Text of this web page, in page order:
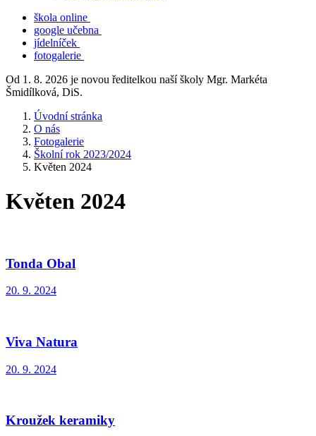
škola online
google učebna
jídelníček
fotogalerie
Od 1. 8. 2026 je novou ředitelkou naší školy Mgr. Markéta
Šmidílková, DiS.
Úvodní stránka
O nás
Fotogalerie
Školní rok 2023/2024
Květen 2024
Květen 2024
Tonda Obal
20. 9. 2024
Viva Natura
20. 9. 2024
Kroužek keramiky